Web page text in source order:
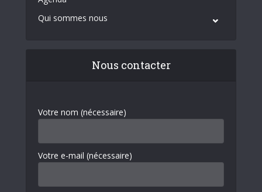
Qui sommes nous
Nous contacter
Votre nom (nécessaire)
Votre e-mail (nécessaire)